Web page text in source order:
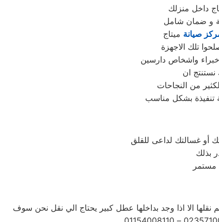
داخل منزلك
و ضمان شامل
صيانة ميتاج
تلك الاجهزة
خبراء واشخاص دارسين
نستنتج ان
من النجاحات
أو غسالتك لداعى للقلق
بذلك
الا اذا وجد بداخلها عطل كبير يحتاج الي نقل نحن سوف